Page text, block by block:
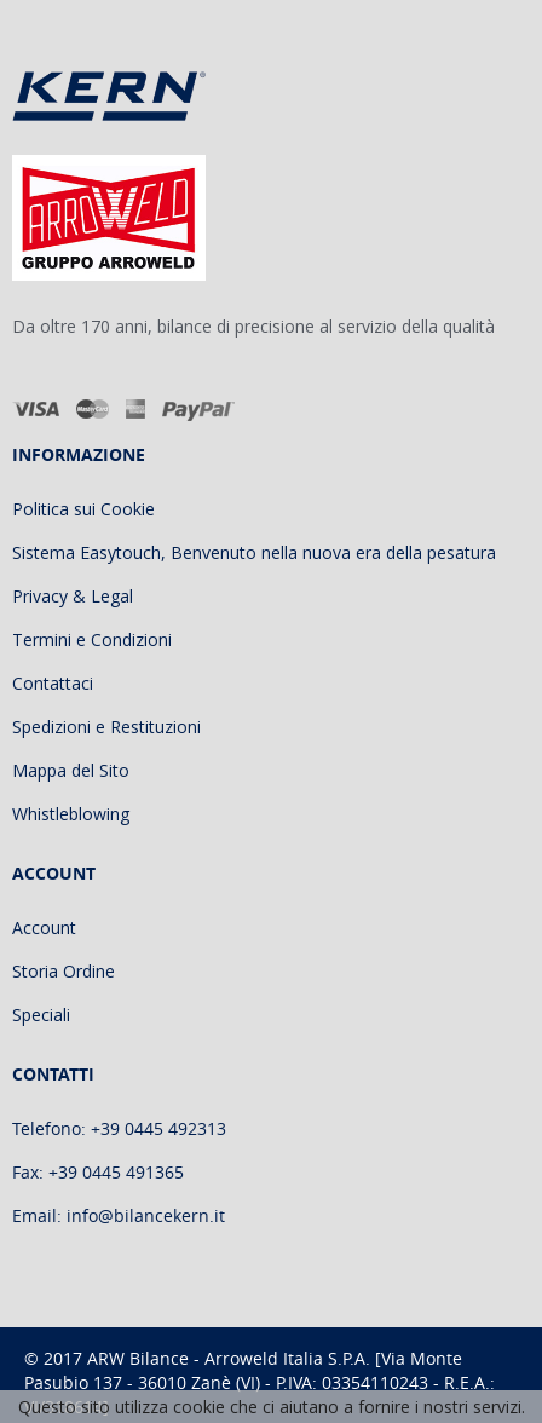
Da oltre 170 anni, bilance di precisione al servizio della qualità
INFORMAZIONE
Politica sui Cookie
Sistema Easytouch, Benvenuto nella nuova era della pesatura
Privacy & Legal
Termini e Condizioni
Contattaci
Spedizioni e Restituzioni
Mappa del Sito
Whistleblowing
ACCOUNT
Account
Storia Ordine
Speciali
CONTATTI
Telefono: +39 0445 492313
Fax: +39 0445 491365
Email: info@bilancekern.it
© 2017 ARW Bilance - Arroweld Italia S.P.A. [Via Monte
Pasubio 137 - 36010 Zanè (VI) - P.IVA: 03354110243 - R.E.A.:
VI/318614]
Questo sito utilizza cookie che ci aiutano a fornire i nostri servizi.